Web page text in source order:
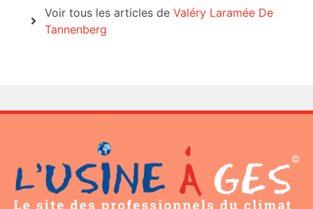
Voir tous les articles de Valéry Laramée De
Tannenberg